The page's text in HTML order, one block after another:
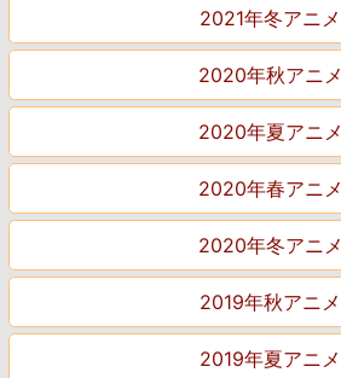
2021年冬アニメ
2020年秋アニメ
2020年夏アニメ
2020年春アニメ
2020年冬アニメ
2019年秋アニメ
2019年夏アニメ